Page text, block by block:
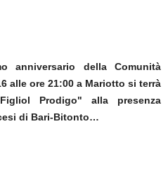
anniversario della Comunità
alle ore 21:00 a Mariotto si terrà
Prodigo" alla presenza
di Bari-Bitonto…